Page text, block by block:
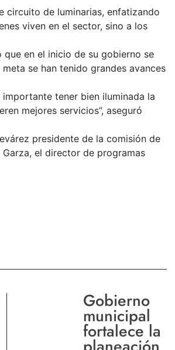
circuito de luminarias, enfatizando
viven en el sector, sino a los
en el inicio de su gobierno se
se han tenido grandes avances
tener bien iluminada la
mejores servicios”, aseguró
presidente de la comisión de
el director de programas
Gobierno
municipal
fortalece la